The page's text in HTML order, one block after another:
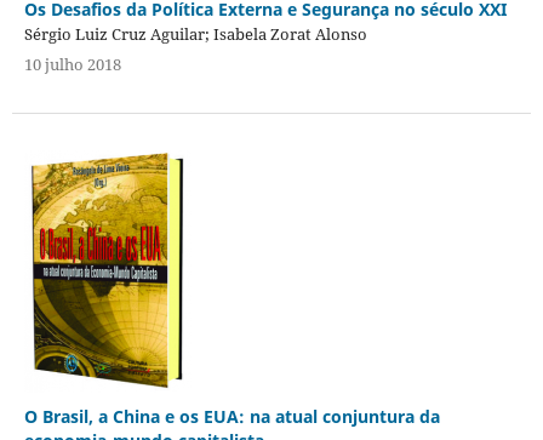
Os Desafios da Política Externa e Segurança no século XXI
Sérgio Luiz Cruz Aguilar; Isabela Zorat Alonso
10 julho 2018
O Brasil, a China e os EUA: na atual conjuntura da